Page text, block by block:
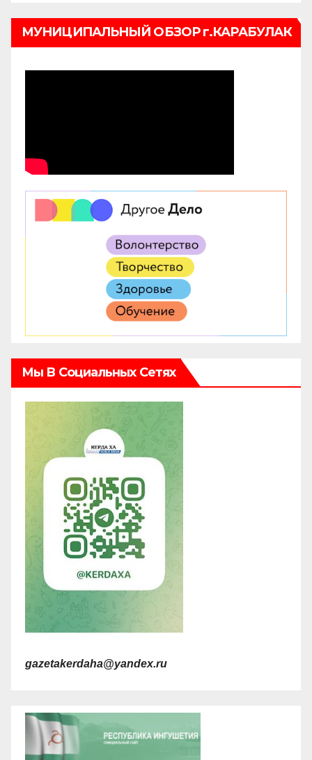
МУНИЦИПАЛЬНЫЙ ОБЗОР г.КАРАБУЛАК
Мы В Социальных Сетях
gazetakerdaha@yandex.ru